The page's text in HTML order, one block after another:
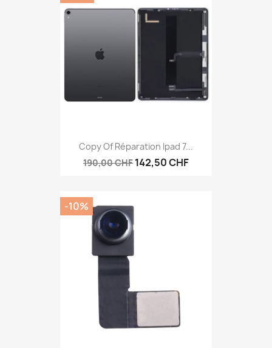
Copy Of Réparation Ipad 7...
190,00 CHF 142,50 CHF
-10%